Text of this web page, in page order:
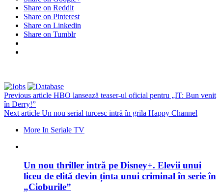
Share on Reddit
Share on Pinterest
Share on Linkedin
Share on Tumblr
Previous article HBO lansează teaser-ul oficial pentru „IT: Bun venit
în Derry!”
Next article Un nou serial turcesc intră în grila Happy Channel
More In Seriale TV
Un nou thriller intră pe Disney+. Elevii unui
liceu de elită devin ținta unui criminal în serie în
„Cioburile”